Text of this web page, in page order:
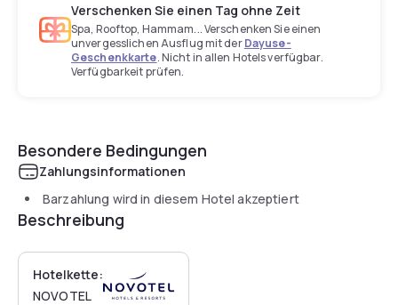
Verschenken Sie einen Tag ohne Zeit
Spa, Rooftop, Hammam... Verschenken Sie einen
unvergesslichen Ausflug mit derDayuse-
Geschenkkarte. Nicht in allen Hotels verfügbar.
Verfügbarkeit prüfen.
Besondere Bedingungen
Zahlungsinformationen
Barzahlung wird in diesem Hotel akzeptiert
Beschreibung
Hotelkette:
NOVOTEL